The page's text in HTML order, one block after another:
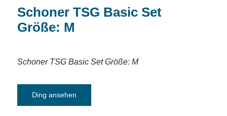
Schoner TSG Basic Set
Größe: M
Schoner TSG Basic Set Größe: M
Ding ansehen